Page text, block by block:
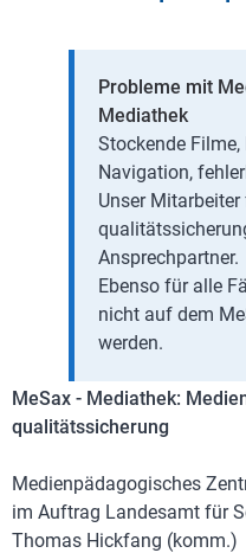
Probleme mit
Mediathek
Stockende
Navigation,
Unser
Ansprechpartner.
Ebenso für alle
nicht auf dem
werden.
MeSax - Mediathek:
qualitätssicherung
Medienpädagogisches
im Auftrag Landesamt für
Thomas Hickfang (komm.)